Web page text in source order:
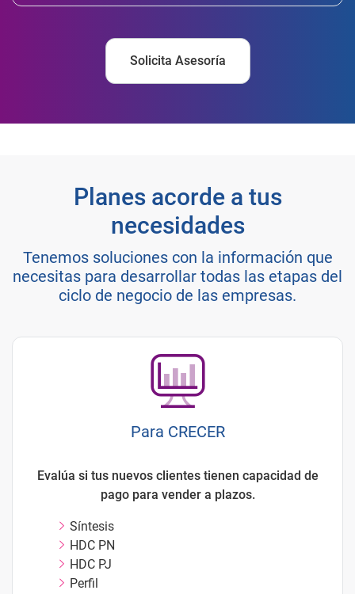
Solicita Asesoría
Planes acorde a tus
necesidades
Tenemos soluciones con la información que
necesitas para desarrollar todas las etapas del
ciclo de negocio de las empresas.
Para CRECER
Evalúa si tus nuevos clientes tienen capacidad de
pago para vender a plazos.
Síntesis
HDC PN
HDC PJ
Perfil